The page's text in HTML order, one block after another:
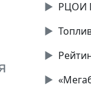
▶
▶
▶
▶